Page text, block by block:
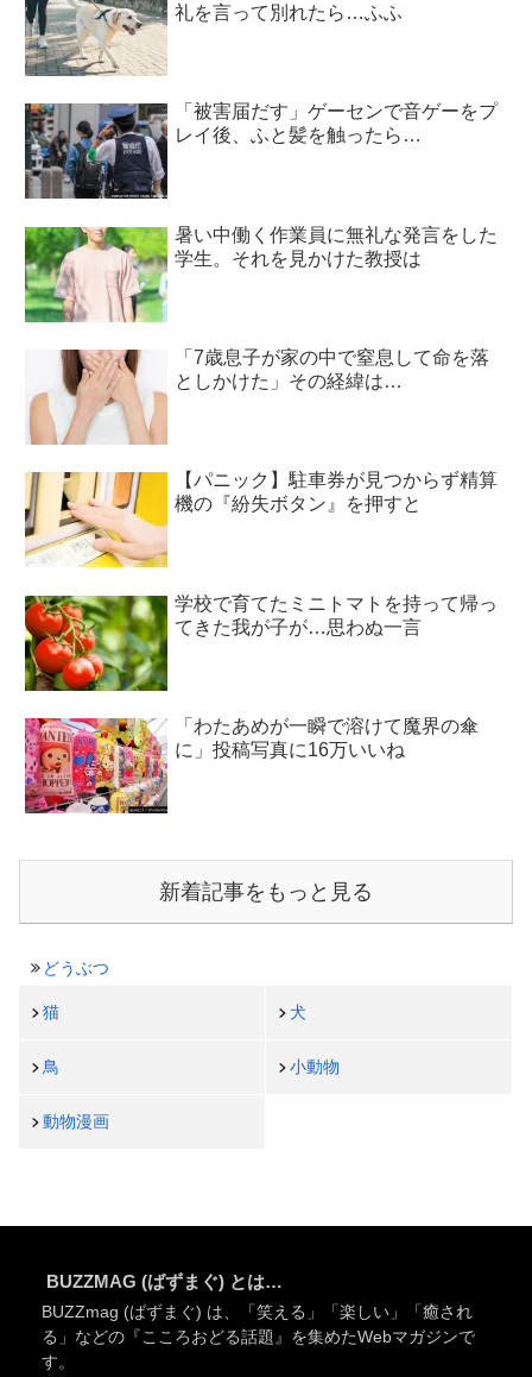
礼を言って別れたら…ふふ
「被害届だす」ゲーセンで音ゲーをプ
レイ後、ふと髪を触ったら…
暑い中働く作業員に無礼な発言をした
学生。それを見かけた教授は
「7歳息子が家の中で窒息して命を落
としかけた」その経緯は…
【パニック】駐車券が見つからず精算
機の『紛失ボタン』を押すと
学校で育てたミニトマトを持って帰っ
てきた我が子が…思わぬ一言
「わたあめが一瞬で溶けて魔界の傘
に」投稿写真に16万いいね
新着記事をもっと見る
どうぶつ
猫 犬
鳥 小動物
動物漫画
BUZZMAG (ばずまぐ) とは…
BUZZmag (ばずまぐ) は、「笑える」「楽しい」「癒され
る」などの『こころおどる話題』を集めたWebマガジンで
す。